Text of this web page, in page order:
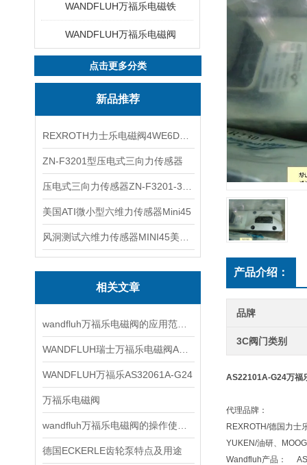
WANDFLUH万福乐电磁铁
WANDFLUH万福乐电磁阀
点击更多分类
新品推荐
ZN-F3201型压电式三向力传感器
美国ATI微小型六维力传感器Mini45
相关文章
WANDFLUH万福乐AS32061A-G24
万福乐电磁阀
德国ECKERLE齿轮泵特点及用途
产品介绍：
品牌
3C阀门类别
AS22101A-G24万福
代理品牌：
REXROTH/德国力士
YUKEN/油研、
Wandfluh产品：